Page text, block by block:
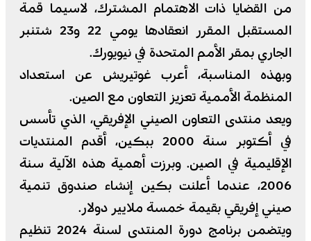
من القضايا ذات الاهتمام المشترك، لاسيما قمة
المستقبل المقرر انعقادها يومي 22 و23 شتنبر
الجاري بمقر الأمم المتحدة في نيويورك.
وبهذه المناسبة، أعرب غوتيريش عن استعداد
المنظمة الأممية تعزيز التعاون مع الصين.
ويعد منتدى التعاون الصيني الإفريقي، الذي تأسس
في أكتوبر سنة 2000 ببكين، أقدم المنتديات
الإقليمية في الصين. وبرزت أهمية هذه الآلية سنة
2006، عندما أعلنت بكين إنشاء صندوق تنمية
صيني إفريقي بقيمة خمسة ملايير دولار.
ويتضمن برنامج دورة المنتدى لسنة 2024 تنظيم